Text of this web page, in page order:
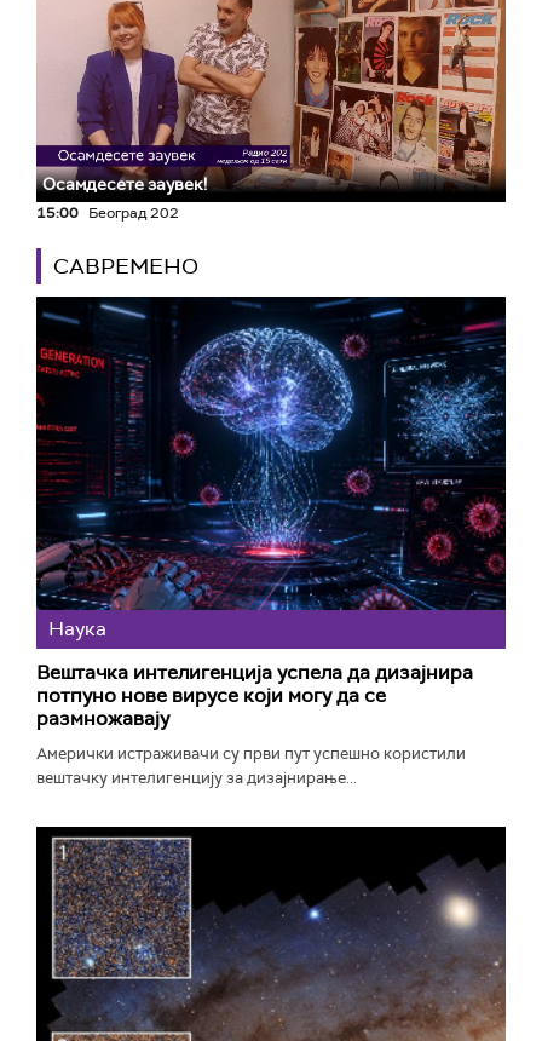
Осамдесете заувек!
15:00 Београд 202
САВРЕМЕНО
Наука
Вештачка интелигенција успела да дизајнира
потпуно нове вирусе који могу да се
размножавају
Амерички истраживачи су први пут успешно користили
вештачку интелигенцију за дизајнирање...